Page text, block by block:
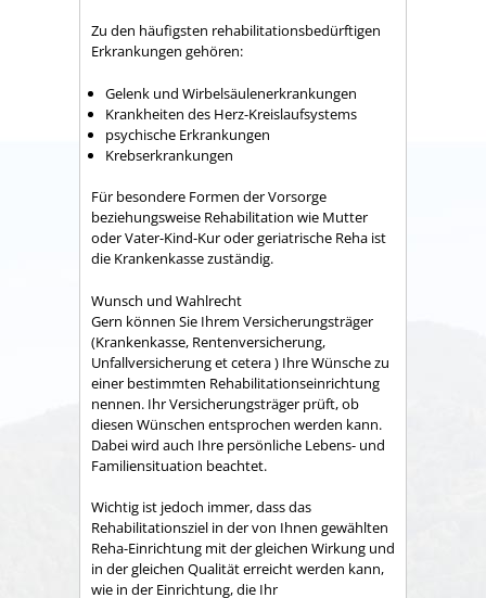
Zu den häufigsten rehabilitationsbedürftigen
Erkrankungen gehören:
Gelenk­ und Wirbelsäulenerkrankungen
Krankheiten des Herz-­Kreislaufsystems
psychische Erkrankungen
Krebserkrankungen
Für besondere Formen der Vorsorge
beziehungsweise Rehabilitation wie Mutter
oder Vater-Kind-Kur oder geriatrische Reha ist
die Krankenkasse zuständig.
Wunsch und Wahlrecht
Gern können Sie Ihrem Versicherungsträger
(Krankenkasse, Rentenversicherung,
Unfallversicherung et cetera ) Ihre Wünsche zu
einer bestimmten Rehabilitationseinrichtung
nennen. Ihr Versicherungsträger prüft, ob
diesen Wünschen entsprochen werden kann.
Dabei wird auch Ihre persönliche Lebens- und
Familiensituation beachtet.
Wichtig ist jedoch immer, dass das
Rehabilitationsziel in der von Ihnen gewählten
Reha-Einrichtung mit der gleichen Wirkung und
in der gleichen Qualität erreicht werden kann,
wie in der Einrichtung, die Ihr